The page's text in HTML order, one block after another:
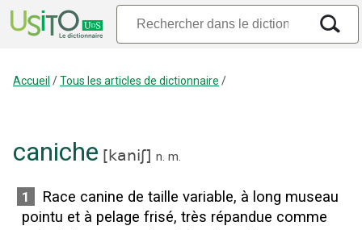
Accueil /Tous les articles de dictionnaire /
caniche [kaniʃ] n. m.
1
Race canine de taille variable, à long museau
pointu et à pelage frisé, très répandue comme